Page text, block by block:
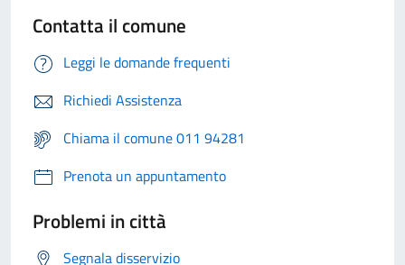
Contatta il comune
Leggi le domande frequenti
Richiedi Assistenza
Chiama il comune 011 94281
Prenota un appuntamento
Problemi in città
Segnala disservizio